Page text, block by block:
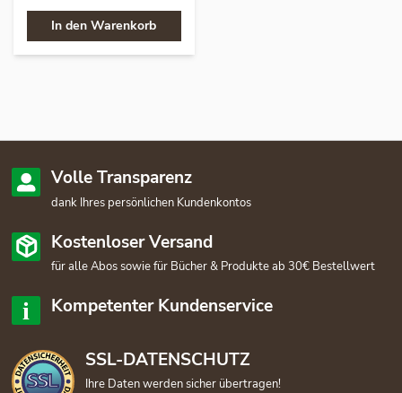
In den Warenkorb
Volle Transparenz
dank Ihres persönlichen Kundenkontos
Kostenloser Versand
für alle Abos sowie für Bücher & Produkte ab 30€ Bestellwert
Kompetenter Kundenservice
SSL-DATENSCHUTZ
Ihre Daten werden sicher übertragen!